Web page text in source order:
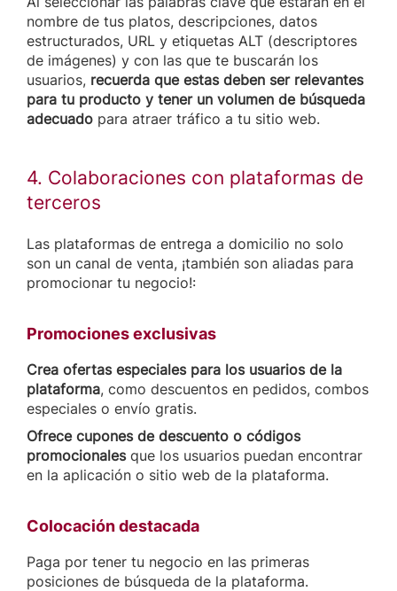
nombre de tus platos, descripciones, datos
estructurados, URL y etiquetas ALT (descriptores
de imágenes) y con las que te buscarán los
usuarios, recuerda que estas deben ser relevantes
para tu producto y tener un volumen de búsqueda
adecuado para atraer tráfico a tu sitio web.
4. Colaboraciones con plataformas de
terceros
Las plataformas de entrega a domicilio no solo
son un canal de venta, ¡también son aliadas para
promocionar tu negocio!:
Promociones exclusivas
Crea ofertas especiales para los usuarios de la
plataforma, como descuentos en pedidos, combos
especiales o envío gratis.
Ofrece cupones de descuento o códigos
promocionalesque los usuarios puedan encontrar
en la aplicación o sitio web de la plataforma.
Colocación destacada
Paga por tener tu negocio en las primeras
posiciones de búsqueda de la plataforma.